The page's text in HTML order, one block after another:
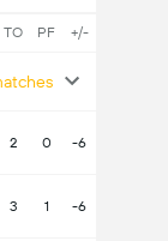
TO PF +/-
2 0 -6
3 1 -6